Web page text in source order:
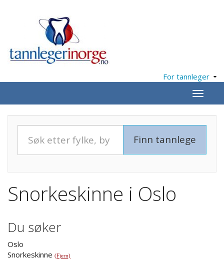
For tannleger
Meny
Snorkeskinne i Oslo
Du søker
Oslo
Snorkeskinne (Fjern)